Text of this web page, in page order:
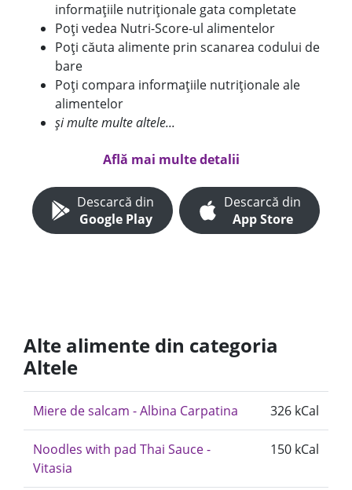
informațiile nutriționale gata completate
Poți vedea Nutri-Score-ul alimentelor
Poți căuta alimente prin scanarea codului de
bare
Poți compara informațiile nutriționale ale
alimentelor
și multe multe altele...
Află mai multe detalii
Descarcă din
Google Play
Descarcă din
App Store
Alte alimente din categoria
Altele
Miere de salcam - Albina Carpatina 326 kCal
Noodles with pad Thai Sauce -
Vitasia
150 kCal